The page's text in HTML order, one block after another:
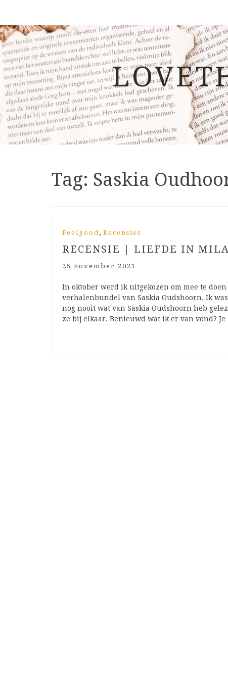
Tag: Saskia
Feelgood, Recensies
RECENSIE | LIEFDE IN
25 november 2021
In oktober werd ik uitgekozen om mee te
verhalenbundel van Saskia Oudshoorn. Ik
nog nooit wat van Saskia Oudshoorn heb
ze bij elkaar. Benieuwd wat ik er van vond?